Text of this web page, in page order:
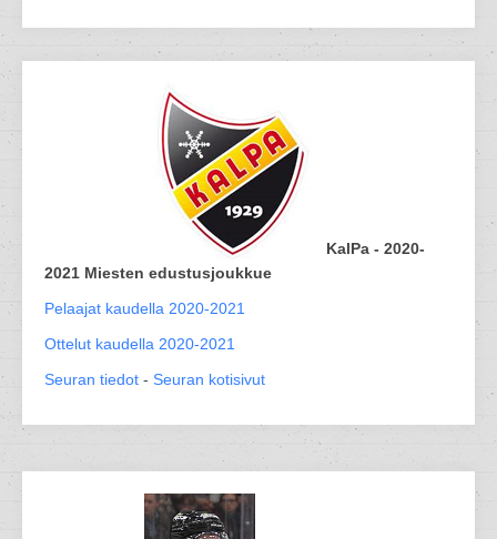
KalPa - 2020-
2021 Miesten edustusjoukkue
Pelaajat kaudella 2020-2021
Ottelut kaudella 2020-2021
Seuran tiedot - Seuran kotisivut